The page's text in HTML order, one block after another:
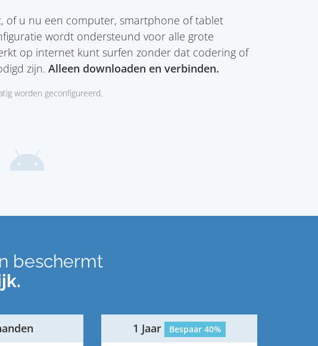
of u nu een computer, smartphone of tablet
wordt ondersteund voor alle grote
op internet kunt surfen zonder dat codering of
zijn. Alleen downloaden en verbinden.
worden geconfigureerd.
beschermt
1 Jaar Bespaar 40%